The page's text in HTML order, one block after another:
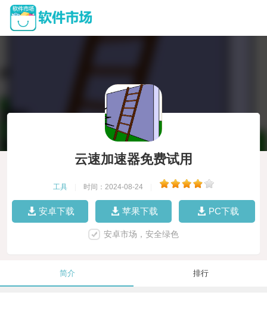
云速加速器免费试用
工具 时间：2024-08-24
安卓下载 苹果下载 PC下载
安卓市场，安全绿色
简介 排行